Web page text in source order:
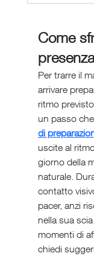
Come
Per trarre il
arrivare
ritmo
un passo
di
uscite al
giorno della
naturale.
contatto
pacer, anzi
nella sua
momenti di
chiedi